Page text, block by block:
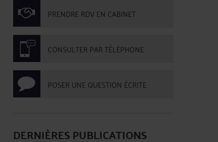
PRENDRE RDV EN CABINET
CONSULTER PAR TÉLÉPHONE
POSER UNE QUESTION ÉCRITE
DERNIÈRES PUBLICATIONS